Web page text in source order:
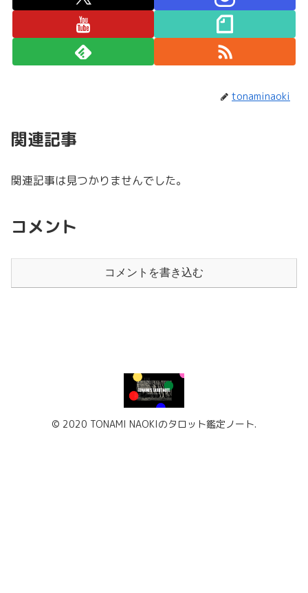
tonaminaoki
関連記事
関連記事は見つかりませんでした。
コメント
コメントを書き込む
© 2020 TONAMI NAOKIのタロット鑑定ノート.